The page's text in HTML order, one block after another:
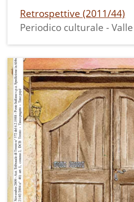
Retrospettive (2011/44)
Periodico culturale -